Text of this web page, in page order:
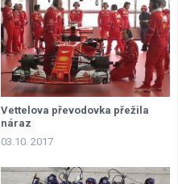
Vettelova převodovka přežila
náraz
03.10. 2017